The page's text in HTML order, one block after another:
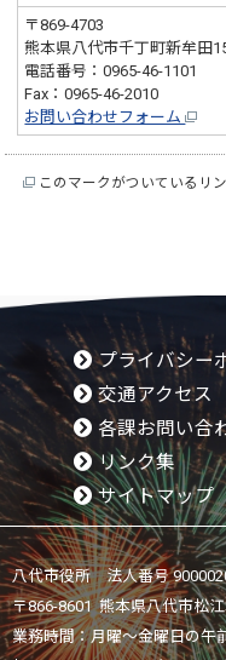
〒869-4703
熊本県八代市千丁町新牟田
電話番号：0965-46-1101
Fax：0965-46-2010
お問い合わせフォーム
このマークがついているリ
プライバシー
交通アクセス
各課お問い合
リンク集
サイトマップ
八代市役所 法人番号
〒866-8601 熊本県八代市松
業務時間：月曜～金曜日の午